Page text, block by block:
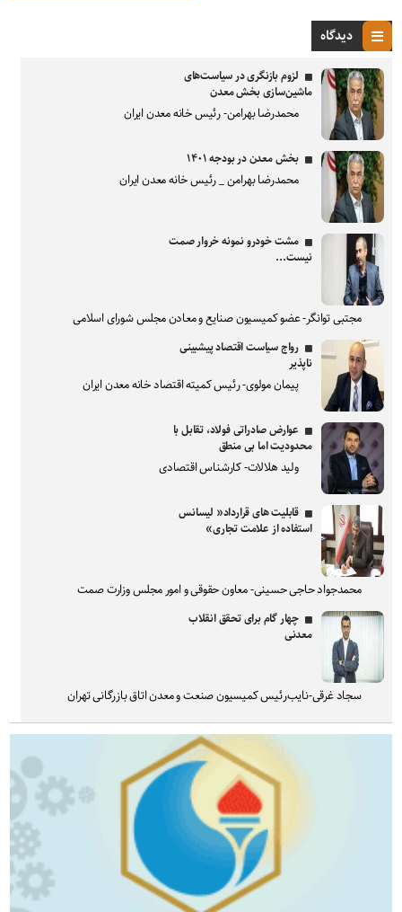
دیدگاه
لزوم بازنگری در سیاست‌های
ماشین‌سازی بخش معدن
محمدرضا بهرامن- رئیس خانه معدن ایران
بخش معدن در بودجه ۱۴۰۱
محمدرضا بهرامن _ رئیس خانه معدن ایران
مشت خودرو نمونه خروار صمت
نیست...
مجتبی توانگر- عضو کمیسیون صنایع و معادن مجلس شورای اسلامی
رواج سیاست اقتصاد پیشبینی
ناپذیر
پیمان مولوی- رئیس کمیته اقتصاد خانه معدن ایران
عوارض صادراتی فولاد، تقابل با
محدودیت اما بی منطق
ولید هلالات- کارشناس اقتصادی
قابلیت های قرارداد« لیسانس
استفاده از علامت تجاری»
محمدجواد حاجی حسینی- معاون حقوقی و امور مجلس وزارت صمت
چهار گام برای تحقق انقلاب
معدنی
سجاد غرقی-نایب‌رئیس کمیسیون صنعت و معدن اتاق بازرگانی تهران